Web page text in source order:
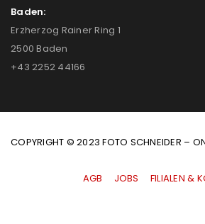
Baden:
Erzherzog Rainer Ring 1
2500 Baden
+43 2252 44166
COPYRIGHT © 2023 FOTO SCHNEIDER –
AGB JOBS FILIALEN &